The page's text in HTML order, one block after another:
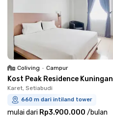
Coliving • Campur
Kost Peak Residence Kuningan
Karet, Setiabudi
660 m dari intiland tower
mulai dari Rp3.900.000 /bulan